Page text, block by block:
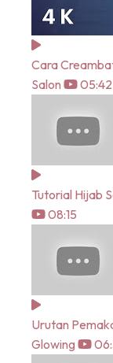
Cara
Salon
05:42
Tutorial Hijab
08:15
Urutan
Glowing